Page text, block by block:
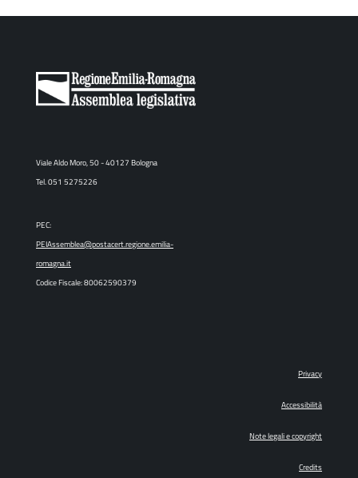
Viale Aldo Moro, 50 - 40127 Bologna
Tel. 051 5275226
PEC:
PEIAssemblea@postacert.regione.emilia-
romagna.it
Codice Fiscale: 80062590379
Privacy
Accessibilità
Note legali e copyright
Credits